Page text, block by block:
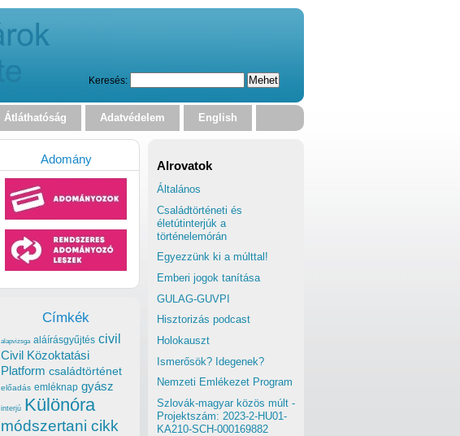
Keresés:
Átláthatóság Adatvédelem English
Alrovatok
Általános
Családtörténeti és
életútinterjúk a
történelemórán
Egyezzünk ki a múlttal!
Emberi jogok tanítása
GULAG-GUVPI
Hisztorizás podcast
Holokauszt
Ismerősök? Idegenek?
Nemzeti Emlékezet Program
Szlovák-magyar közös múlt -
Projektszám: 2023-2-HU01-
KA210-SCH-000169882
Adomány
Címkék
alapvizsga aláírásgyűjtés civil
Civil Közoktatási
Platform családtörténet
előadás emléknap gyász
interjú Különóra
módszertani cikk